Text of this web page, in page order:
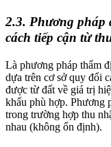
2.3. Phương pháp
cách tiếp cận từ
Là phương pháp thẩm
dựa trên cơ sở quy đổi
được từ đất về giá trị
khấu phù hợp. Phương
trong trường hợp thu
nhau (không ổn định).